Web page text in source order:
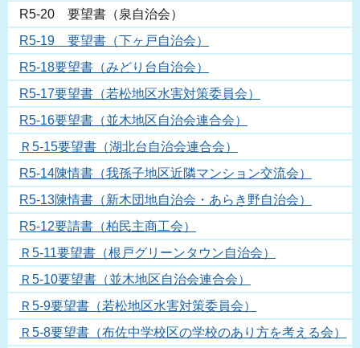
R5-20 要望書（泉自治会）
R5-19 要望書（下ヶ戸自治会）
R5-18要望書（みどり台自治会）
R5-17要望書（若松地区水害対策委員会）
R5-16要望書（並木地区自治会連合会）
Ｒ5-15要望書（湖北台自治会連合会）
R5-14陳情書（我孫子地区近隣マンション交流会）
R5-13陳情書（新木団地自治会・あらき野自治会）
R5-12要請書（柏民主商工会）
Ｒ5-11要望書（根戸グリーンタウン自治会）
Ｒ5-10要望書（並木地区自治会連合会）
Ｒ5-9要望書（若松地区水害対策委員会）
Ｒ5-8要望書（布佐中学校区の学校のあり方を考える会）